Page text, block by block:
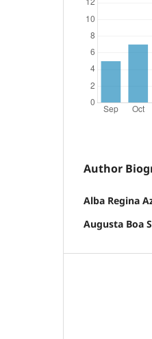
Author
Alba Regina
Augusta Boa